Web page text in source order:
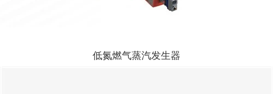
低氮燃气蒸汽发生器